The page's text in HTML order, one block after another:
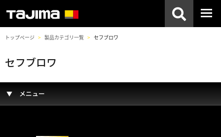
トップページ 製品カテゴリ一覧 セフブロワ
セフブロワ
メニュー